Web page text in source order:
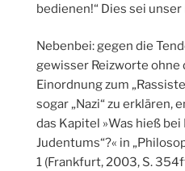
bedienen!“ Dies sei
Nebenbei: gegen die
gewisser Reizworte
Einordnung zum
sogar „Nazi“ zu erklären,
das Kapitel »Was hieß bei
Judentums“?« in
1 (Frankfurt, 2003, S.